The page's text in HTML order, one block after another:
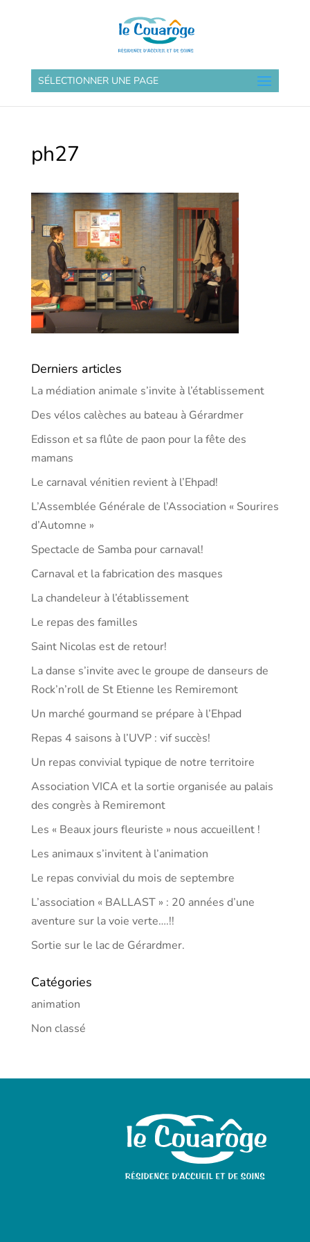
SÉLECTIONNER UNE PAGE
ph27
Derniers articles
La médiation animale s’invite à l’établissement
Des vélos calèches au bateau à Gérardmer
Edisson et sa flûte de paon pour la fête des
mamans
Le carnaval vénitien revient à l’Ehpad!
L’Assemblée Générale de l’Association « Sourires
d’Automne »
Spectacle de Samba pour carnaval!
Carnaval et la fabrication des masques
La chandeleur à l’établissement
Le repas des familles
Saint Nicolas est de retour!
La danse s’invite avec le groupe de danseurs de
Rock’n’roll de St Etienne les Remiremont
Un marché gourmand se prépare à l’Ehpad
Repas 4 saisons à l’UVP : vif succès!
Un repas convivial typique de notre territoire
Association VICA et la sortie organisée au palais
des congrès à Remiremont
Les « Beaux jours fleuriste » nous accueillent !
Les animaux s’invitent à l’animation
Le repas convivial du mois de septembre
L’association « BALLAST » : 20 années d’une
aventure sur la voie verte….!!
Sortie sur le lac de Gérardmer.
Catégories
animation
Non classé